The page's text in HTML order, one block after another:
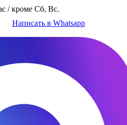
/ кроме Сб, Вс.
Написать в Whatsapp